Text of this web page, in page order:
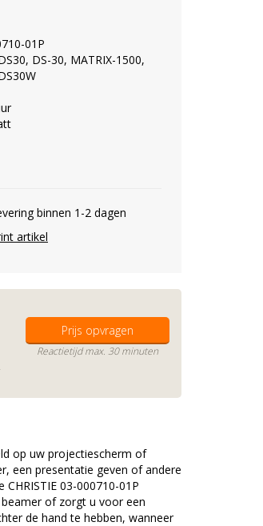
01P
DS-30, MATRIX-1500,
binnen 1-2 dagen
artikel
Prijs opvragen
Reactietijd max. 30 minuten
op uw projectiescherm of
een presentatie geven of andere
03-000710-01P
of zorgt u voor een
de hand te hebben, wanneer